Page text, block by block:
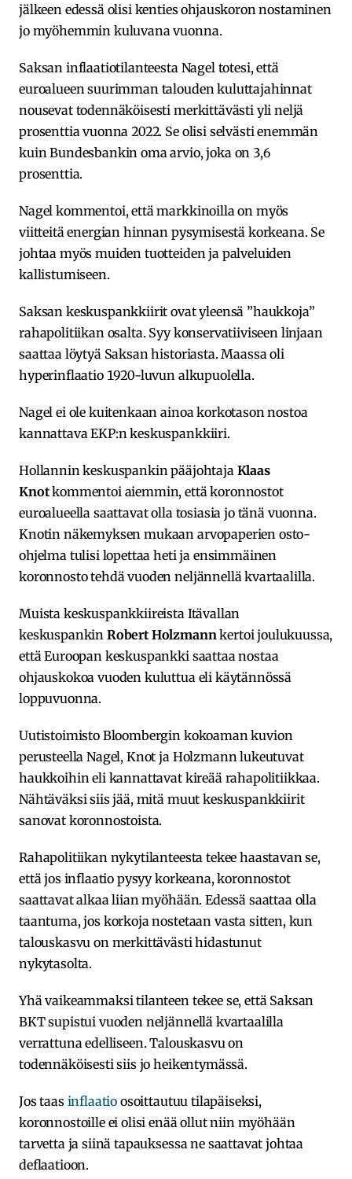
jälkeen edessä olisi kenties ohjauskoron nostaminen
jo myöhemmin kuluvana vuonna.
Saksan inflaatiotilanteesta Nagel totesi, että
euroalueen suurimman talouden kuluttajahinnat
nousevat todennäköisesti merkittävästi yli neljä
prosenttia vuonna 2022. Se olisi selvästi enemmän
kuin Bundesbankin oma arvio, joka on 3,6
prosenttia.
Nagel kommentoi, että markkinoilla on myös
viitteitä energian hinnan pysymisestä korkeana. Se
johtaa myös muiden tuotteiden ja palveluiden
kallistumiseen.
Saksan keskuspankkiirit ovat yleensä ”haukkoja”
rahapolitiikan osalta. Syy konservatiiviseen linjaan
saattaa löytyä Saksan historiasta. Maassa oli
hyperinflaatio 1920-luvun alkupuolella.
Nagel ei ole kuitenkaan ainoa korkotason nostoa
kannattava EKP:n keskuspankkiiri.
Hollannin keskuspankin pääjohtaja Klaas
Knotkommentoi aiemmin, että koronnostot
euroalueella saattavat olla tosiasia jo tänä vuonna.
Knotin näkemyksen mukaan arvopaperien osto-
ohjelma tulisi lopettaa heti ja ensimmäinen
koronnosto tehdä vuoden neljännellä kvartaalilla.
Muista keskuspankkiireista Itävallan
keskuspankin Robert Holzmann kertoi joulukuussa,
että Euroopan keskuspankki saattaa nostaa
ohjauskokoa vuoden kuluttua eli käytännössä
loppuvuonna.
Uutistoimisto Bloombergin kokoaman kuvion
perusteella Nagel, Knot ja Holzmann lukeutuvat
haukkoihin eli kannattavat kireää rahapolitiikkaa.
Nähtäväksi siis jää, mitä muut keskuspankkiirit
sanovat koronnostoista.
Rahapolitiikan nykytilanteesta tekee haastavan se,
että jos inflaatio pysyy korkeana, koronnostot
saattavat alkaa liian myöhään. Edessä saattaa olla
taantuma, jos korkoja nostetaan vasta sitten, kun
talouskasvu on merkittävästi hidastunut
nykytasolta.
Yhä vaikeammaksi tilanteen tekee se, että Saksan
BKT supistui vuoden neljännellä kvartaalilla
verrattuna edelliseen. Talouskasvu on
todennäköisesti siis jo heikentymässä.
Jos taas inflaatio osoittautuu tilapäiseksi,
koronnostoille ei olisi enää ollut niin myöhään
tarvetta ja siinä tapauksessa ne saattavat johtaa
deflaatioon.